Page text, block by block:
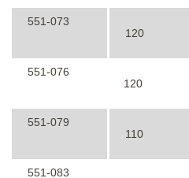
551-073
120
551-076
120
551-079
110
551-083